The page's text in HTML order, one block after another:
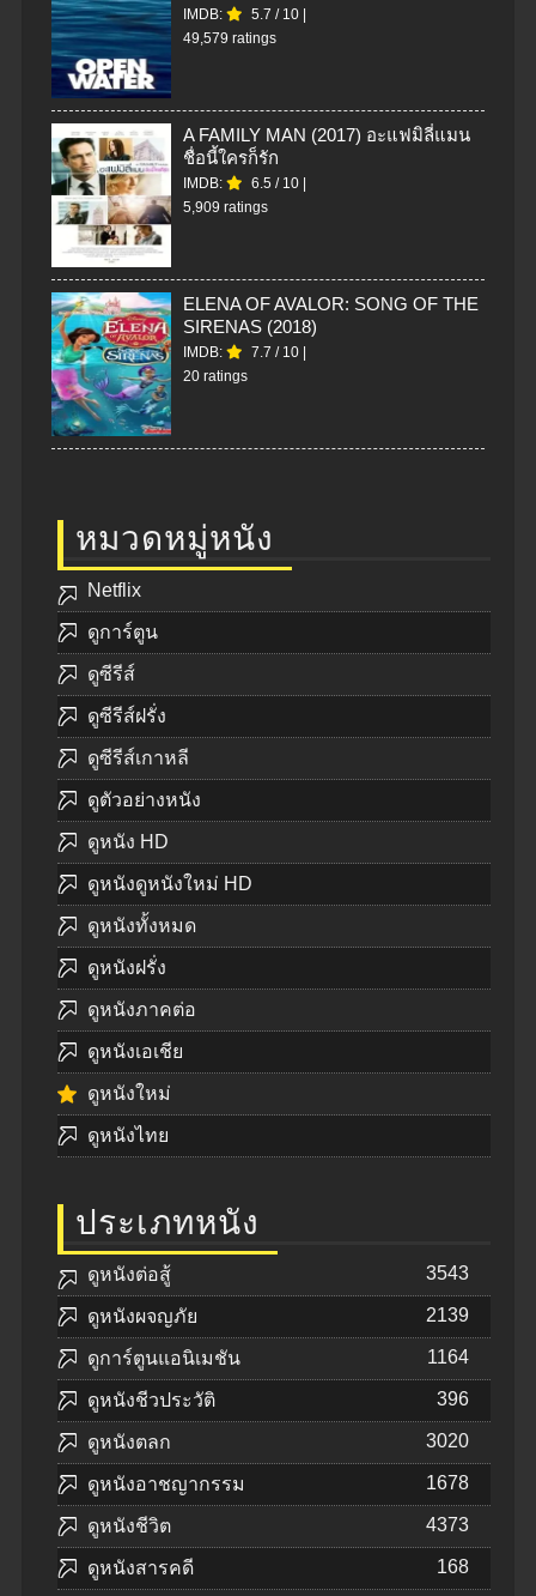
IMDB: 5.7 / 10
49,579 ratings
A FAMILY MAN (2017) อะแฟมิลี่แมน
ชื่อนี้ใครก็รัก
IMDB: 6.5 / 10
5,909 ratings
ELENA OF AVALOR: SONG OF THE
SIRENAS (2018)
IMDB: 7.7 / 10
20 ratings
หมวดหมู่หนัง
Netflix
ดูการ์ตูน
ดูซีรีส์
ดูซีรีส์ฝรั่ง
ดูซีรีส์เกาหลี
ดูตัวอย่างหนัง
ดูหนัง HD
ดูหนังดูหนังใหม่ HD
ดูหนังทั้งหมด
ดูหนังฝรั่ง
ดูหนังภาคต่อ
ดูหนังเอเชีย
ดูหนังใหม่
ดูหนังไทย
ประเภทหนัง
ดูหนังต่อสู้ 3543
ดูหนังผจญภัย 2139
ดูการ์ตูนแอนิเมชัน 1164
ดูหนังชีวประวัติ 396
ดูหนังตลก 3020
ดูหนังอาชญากรรม 1678
ดูหนังชีวิต 4373
ดูหนังสารคดี 168